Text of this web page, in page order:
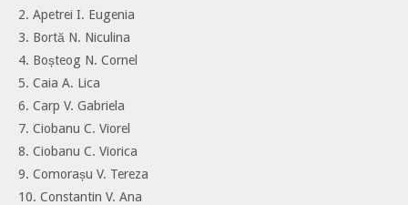
2. Apetrei I. Eugenia
3. Bortă N. Niculina
4. Boșteog N. Cornel
5. Caia A. Lica
6. Carp V. Gabriela
7. Ciobanu C. Viorel
8. Ciobanu C. Viorica
9. Comorașu V. Tereza
10. Constantin V. Ana